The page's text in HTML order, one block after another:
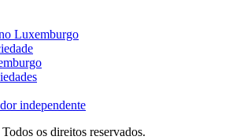
Luxemburgo
independente
os direitos reservados.